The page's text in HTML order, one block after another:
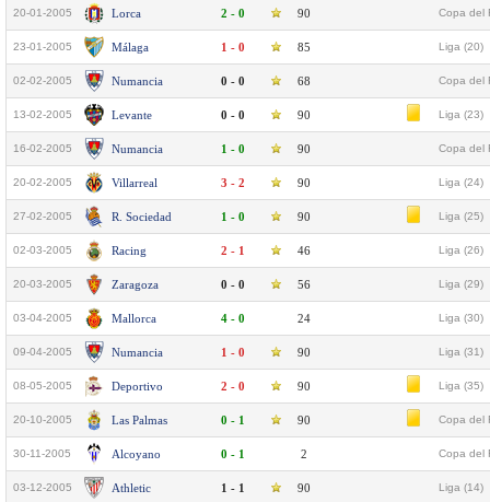
20-01-2005 Lorca 2 - 0 90 Copa del
23-01-2005 Málaga 1 - 0 85 Liga (20)
02-02-2005 Numancia 0 - 0 68 Copa del
13-02-2005 Levante 0 - 0 90 Liga (23)
16-02-2005 Numancia 1 - 0 90 Copa del
20-02-2005 Villarreal 3 - 2 90 Liga (24)
27-02-2005 R. Sociedad 1 - 0 90 Liga (25)
02-03-2005 Racing 2 - 1 46 Liga (26)
20-03-2005 Zaragoza 0 - 0 56 Liga (29)
03-04-2005 Mallorca 4 - 0 24 Liga (30)
09-04-2005 Numancia 1 - 0 90 Liga (31)
08-05-2005 Deportivo 2 - 0 90 Liga (35)
20-10-2005 Las Palmas 0 - 1 90 Copa del
30-11-2005 Alcoyano 0 - 1 2 Copa del
03-12-2005 Athletic 1 - 1 90 Liga (14)